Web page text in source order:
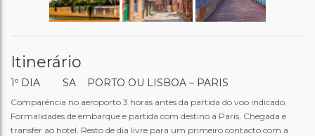
Itinerário
1º DIA SA PORTO OU LISBOA – PARIS
Comparência no aeroporto 3 horas antes da partida do voo indicado.
Formalidades de embarque e partida com destino a Paris. Chegada e
transfer ao hotel. Resto de dia livre para um primeiro contacto com a